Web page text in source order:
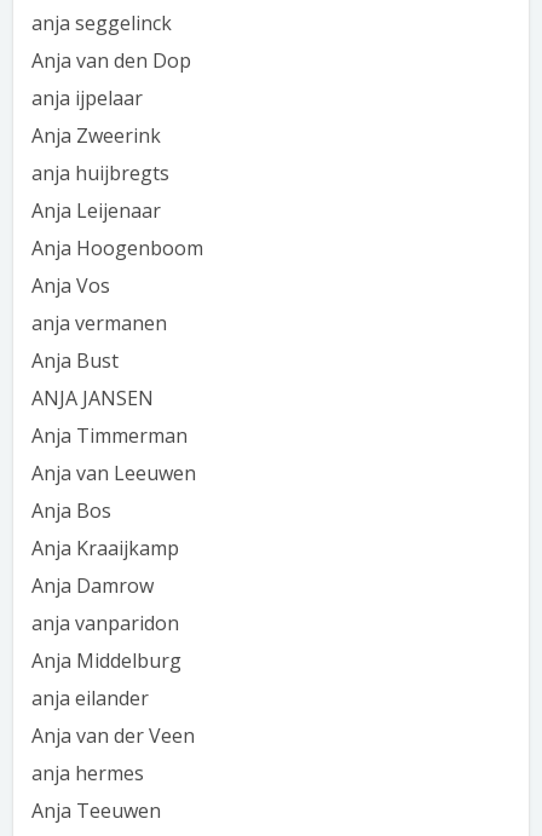
anja seggelinck
Anja van den Dop
anja ijpelaar
Anja Zweerink
anja huijbregts
Anja Leijenaar
Anja Hoogenboom
Anja Vos
anja vermanen
Anja Bust
ANJA JANSEN
Anja Timmerman
Anja van Leeuwen
Anja Bos
Anja Kraaijkamp
Anja Damrow
anja vanparidon
Anja Middelburg
anja eilander
Anja van der Veen
anja hermes
Anja Teeuwen